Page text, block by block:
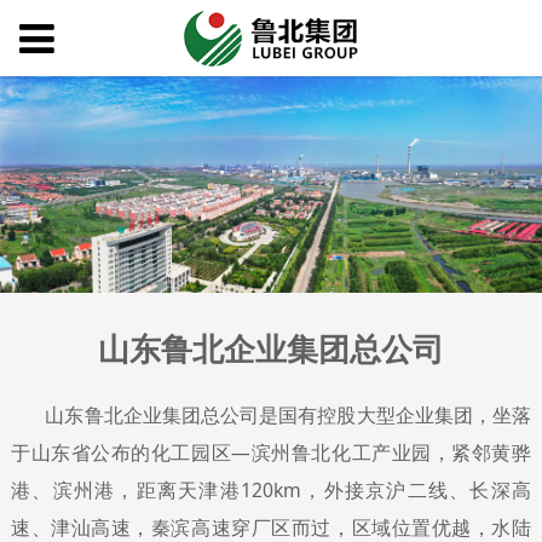
山东鲁北企业集团总公司
山东鲁北企业集团总公司是国有控股大型企业集团，坐落
于山东省公布的化工园区—滨州鲁北化工产业园，紧邻黄骅
港、滨州港，距离天津港120km，外接京沪二线、长深高
速、津汕高速，秦滨高速穿厂区而过，区域位置优越，水陆